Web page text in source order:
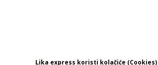
Lika express koristi kolačiće (Cookies)